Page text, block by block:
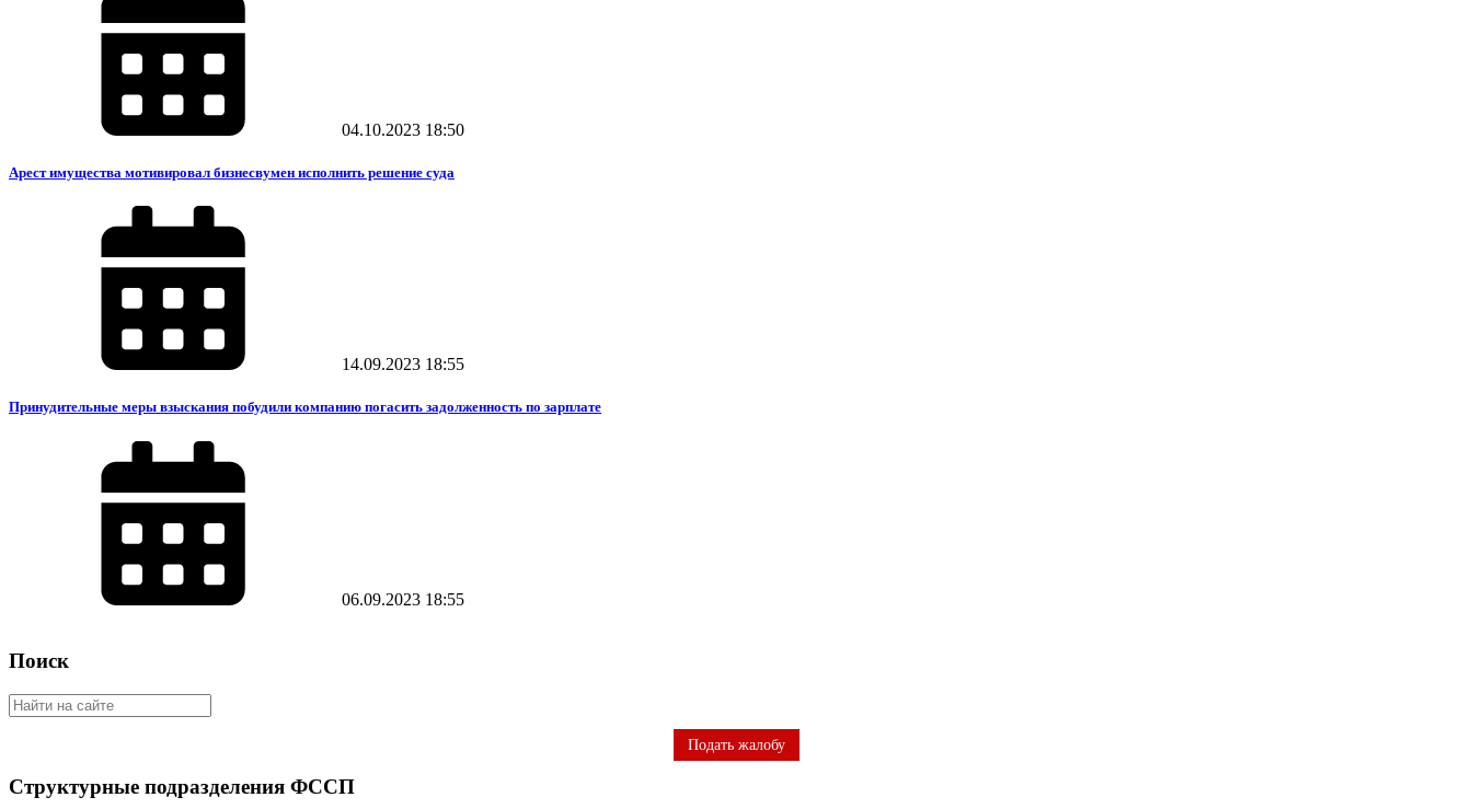
04.10.2023 18:50
Арест имущества мотивировал бизнесвумен исполнить решение суда
14.09.2023 18:55
Принудительные меры взыскания побудили компанию погасить задолженность по зарплате
06.09.2023 18:55
Поиск
Подать жалобу
Структурные подразделения ФССП